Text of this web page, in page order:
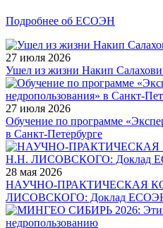
Подробнее об ЕСОЭН
27 июля 2026
Ушел из жизни Накип
27 июля 2026
Обучение по программе
в Санкт-Петербурге
28 мая 2026
НАУЧНО-ПРАКТИЧЕСКАЯ
ЛИСОВСКОГО: Доклад